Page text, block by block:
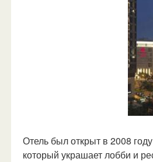
Отель был открыт в 2008
который украшает лобби и